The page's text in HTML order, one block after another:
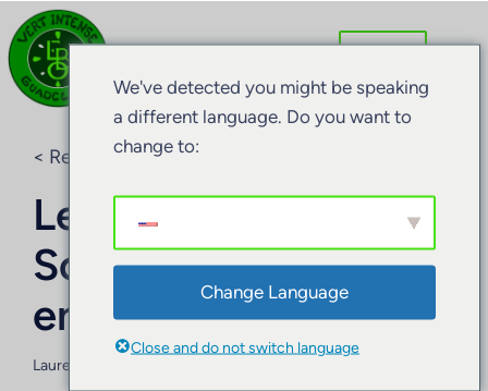
< Retour au blog
Le volcan de la
Soufrière avec des
enfants
Laurence BARRET
We've detected you might be speaking
a different language. Do you want to
change to:
Change Language
Close and do not switch language